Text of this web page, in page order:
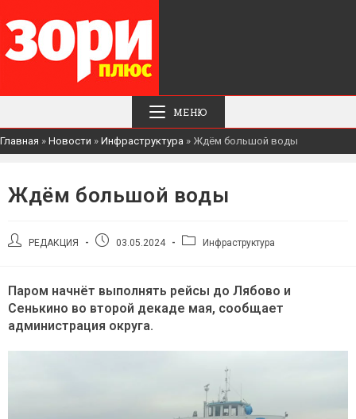
МЕНЮ
Главная » Новости » Инфраструктура » Ждём большой воды
Ждём большой воды
АвторРЕДАКЦИЯ
Запись03.05.2024
РубрикаИнфраструктура
Паром начнёт выполнять рейсы до Лябово и
Сенькино во второй декаде мая, сообщает
администрация округа.